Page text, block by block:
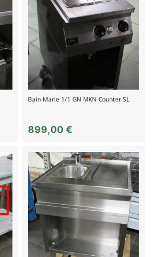
Bain-Marie 1/1 GN MKN Counter SL
899,00€